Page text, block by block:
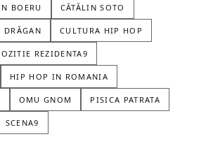
BOERU CĂTĂLIN SOTO
DRĂGAN CULTURA HIP HOP
REZIDENTA9
HIP HOP IN ROMANIA
OMU GNOM PISICA PATRATA
SCENA9